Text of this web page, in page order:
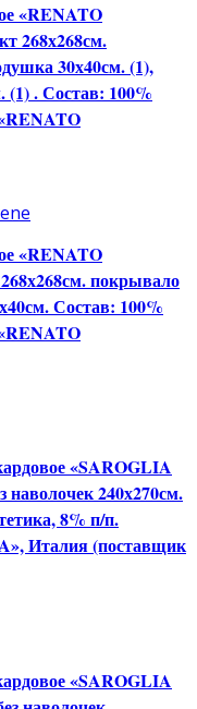
«RENATO
268х268см.
30х40см. (1),
(1) . Состав: 100%
«RENATO
покрывало
Состав: 100%
«SAROGLIA
240х270см.
8% п/п.
Италия (поставщик
«SAROGLIA